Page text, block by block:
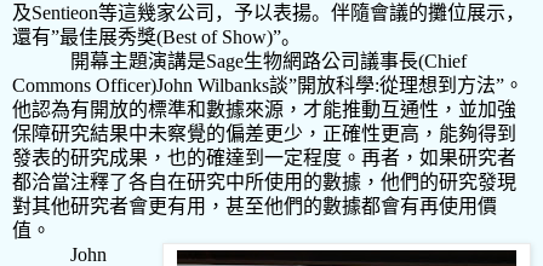
及Sentieon等這幾家公司，予以表揚。伴隨會議的攤位展示，
還有”最佳展秀獎(Best of Show)”。
開幕主題演講是Sage生物網路公司議事長(Chief
Commons Officer)John Wilbanks談”開放科學:從理想到方法” 。
他認為有開放的標準和數據來源，才能推動互通性，並加強
保障研究結果中未察覺的偏差更少，正確性更高，能夠得到
發表的研究成果，也的確達到一定程度。再者，如果研究者
都洽當注釋了各自在研究中所使用的數據，他們的研究發現
對其他研究者會更有用，甚至他們的數據都會有再使用價
值。
John